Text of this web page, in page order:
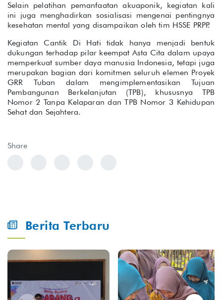
Selain pelatihan pemanfaatan akuaponik, kegiatan kali
ini juga menghadirkan sosialisasi mengenai pentingnya
kesehatan mental yang disampaikan oleh tim HSSE PRPP.
Kegiatan Cantik Di Hati tidak hanya menjadi bentuk
dukungan terhadap pilar keempat Asta Cita dalam upaya
memperkuat sumber daya manusia Indonesia, tetapi juga
merupakan bagian dari komitmen seluruh elemen Proyek
GRR Tuban dalam mengimplementasikan Tujuan
Pembangunan Berkelanjutan (TPB), khususnya TPB
Nomor 2 Tanpa Kelaparan dan TPB Nomor 3 Kehidupan
Sehat dan Sejahtera.
Share
Berita Terbaru